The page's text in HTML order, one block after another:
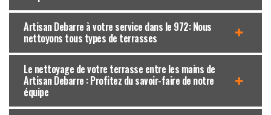
Artisan Debarre à votre service dans le 972: Nous
nettoyons tous types de terrasses
Le nettoyage de votre terrasse entre les mains de
Artisan Debarre : Profitez du savoir-faire de notre
équipe